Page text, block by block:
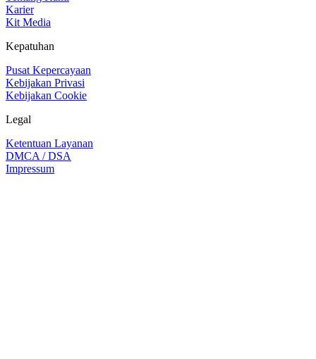
Karier
Kit Media
Kepatuhan
Pusat Kepercayaan
Kebijakan Privasi
Kebijakan Cookie
Legal
Ketentuan Layanan
DMCA / DSA
Impressum